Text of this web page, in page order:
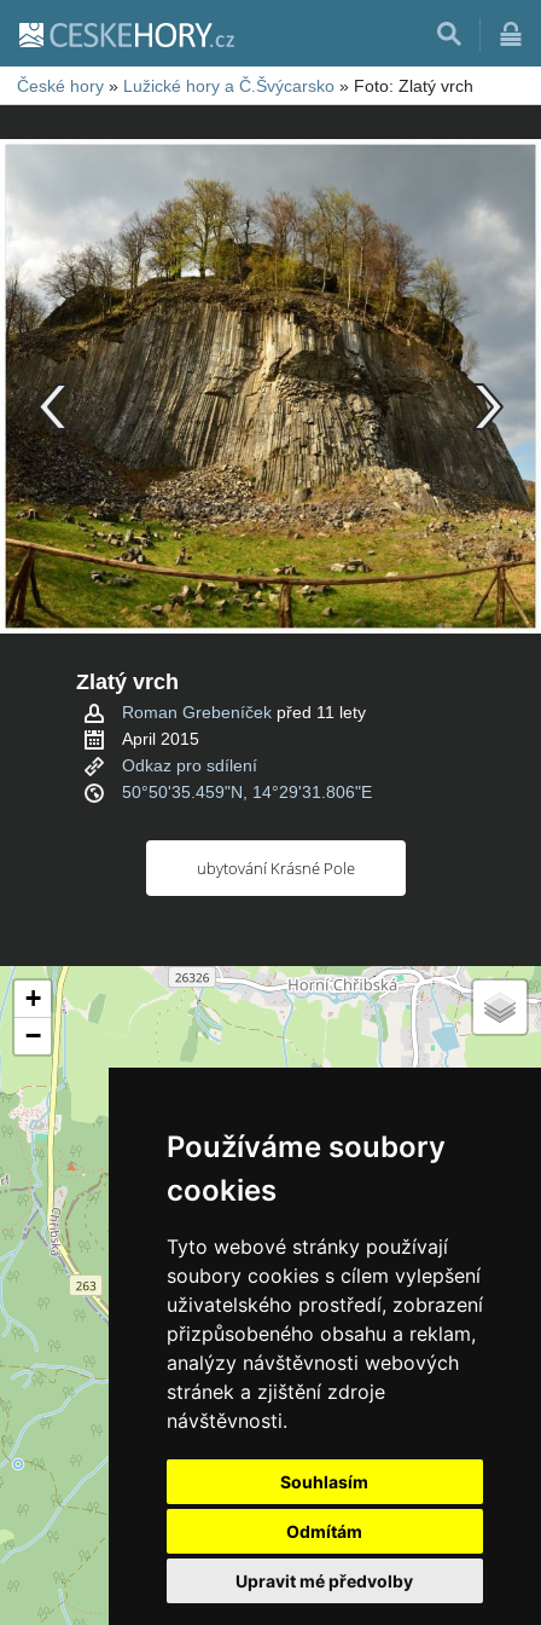
Používáme soubory
cookies
Tyto webové stránky používají
soubory cookies s cílem vylepšení
uživatelského prostředí, zobrazení
přizpůsobeného obsahu a reklam,
analýzy návštěvnosti webových
stránek a zjištění zdroje
návštěvnosti.
Souhlasím
Odmítám
Upravit mé předvolby
České hory » Lužické hory a Č.Švýcarsko » Foto: Zlatý vrch
Zlatý vrch
Roman Grebeníček před 11 lety
April 2015
Odkaz pro sdílení
50°50'35.459"N, 14°29'31.806"E
ubytování Krásné Pole
+
−